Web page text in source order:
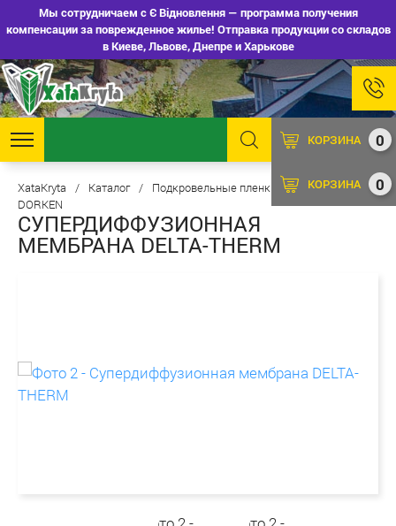
Мы сотрудничаем с Є Відновлення — программа получения
компенсации за поврежденное жилье! Отправка продукции со складов
в Киеве, Львове, Днепре и Харькове
0
КОРЗИНА
0
КОРЗИНА
XataKryta / Каталог / Подкровельные пленки и мембраны /
DORKEN
СУПЕРДИФФУЗИОННАЯ
МЕМБРАНА DELTA-THERM